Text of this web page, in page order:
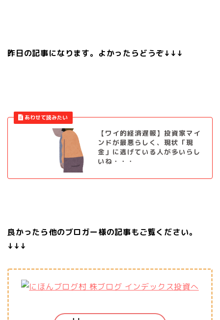
昨日の記事になります。よかったらどうぞ↓↓↓
【ワイ的経済遅報】投資家マイ
ンドが最悪らしく、現状「現
金」に逃げている人が多いらし
いね・・・
良かったら他のブロガー様の記事もご覧ください。
↓↓↓